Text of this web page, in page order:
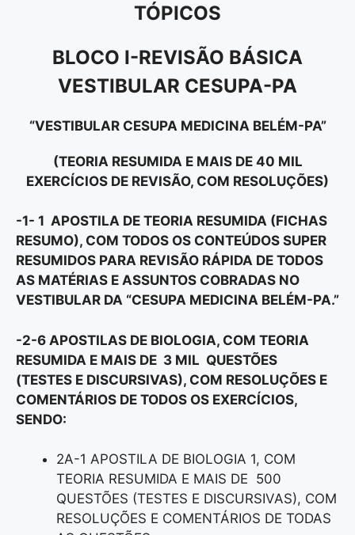
TÓPICOS
BLOCO I-REVISÃO BÁSICA
VESTIBULAR CESUPA-PA
“VESTIBULAR CESUPA MEDICINA BELÉM-PA”
(TEORIA RESUMIDA E MAIS DE 40 MIL
EXERCÍCIOS DE REVISÃO, COM RESOLUÇÕES)
-1- 1 APOSTILA DE TEORIA RESUMIDA (FICHAS
RESUMO), COM TODOS OS CONTEÚDOS SUPER
RESUMIDOS PARA REVISÃO RÁPIDA DE TODOS
AS MATÉRIAS E ASSUNTOS COBRADAS NO
VESTIBULAR DA “CESUPA MEDICINA BELÉM-PA.”
-2-6 APOSTILAS DE BIOLOGIA, COM TEORIA
RESUMIDA E MAIS DE 3 MIL QUESTÕES
(TESTES E DISCURSIVAS), COM RESOLUÇÕES E
COMENTÁRIOS DE TODOS OS EXERCÍCIOS,
SENDO:
2A-1 APOSTILA DE BIOLOGIA 1, COM
TEORIA RESUMIDA E MAIS DE 500
QUESTÕES (TESTES E DISCURSIVAS), COM
RESOLUÇÕES E COMENTÁRIOS DE TODAS